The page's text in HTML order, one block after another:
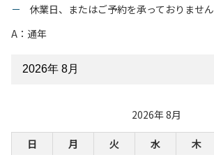
－
休業日、またはご予約を承っておりません
A：通年
2026年 8月
日 月 火 水 木